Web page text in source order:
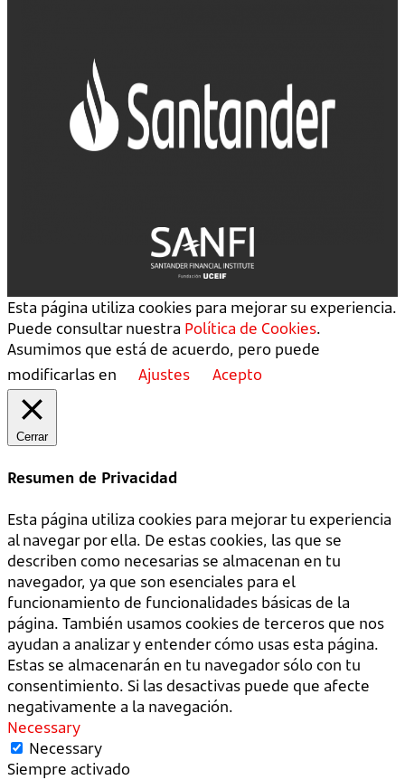
Esta página utiliza cookies para mejorar su experiencia.
Puede consultar nuestra Política de Cookies.
Asumimos que está de acuerdo, pero puede
modificarlas en
Ajustes Acepto
Cerrar
Resumen de Privacidad
Esta página utiliza cookies para mejorar tu experiencia
al navegar por ella. De estas cookies, las que se
describen como necesarias se almacenan en tu
navegador, ya que son esenciales para el
funcionamiento de funcionalidades básicas de la
página. También usamos cookies de terceros que nos
ayudan a analizar y entender cómo usas esta página.
Estas se almacenarán en tu navegador sólo con tu
consentimiento. Si las desactivas puede que afecte
negativamente a la navegación.
Necessary
Necessary
Siempre activado